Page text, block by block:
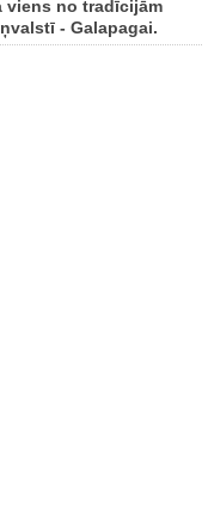
viens no tradīcijām
- Galapagai.